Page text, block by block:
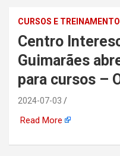
tecnologia,
automotiva,
indústria
CURSOS E
Centro
Guimarães
para cursos –
2024-07-03
Read More